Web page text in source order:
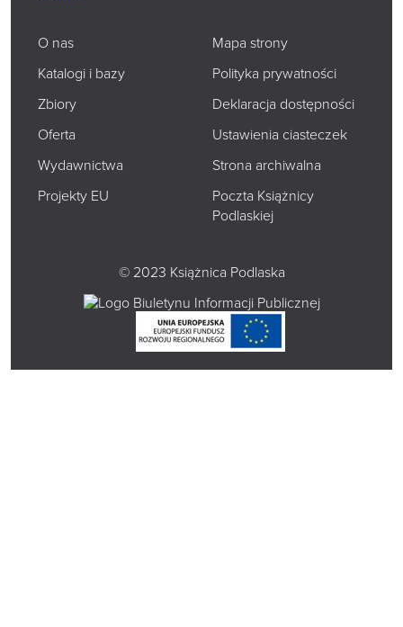
O nas
Katalogi i bazy
Zbiory
Oferta
Wydawnictwa
Projekty EU
Mapa strony
Polityka prywatności
Deklaracja dostępności
Ustawienia ciasteczek
Strona archiwalna
Poczta Książnicy
Podlaskiej
© 2023 Książnica Podlaska